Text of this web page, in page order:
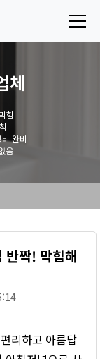
체
힘
완비
음
반짝! 막힘해
리하고 아름답